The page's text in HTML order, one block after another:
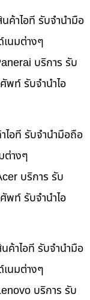
ค้าไอที รับจำนำมือ
นมต่างๆ
บริการ รับ
พท์ รับจำนำไอ
ไอที รับจำนำมือถือ
ต่างๆ
บริการ รับ
พท์ รับจำนำไอ
ค้าไอที รับจำนำมือ
นมต่างๆ
บริการ รับ